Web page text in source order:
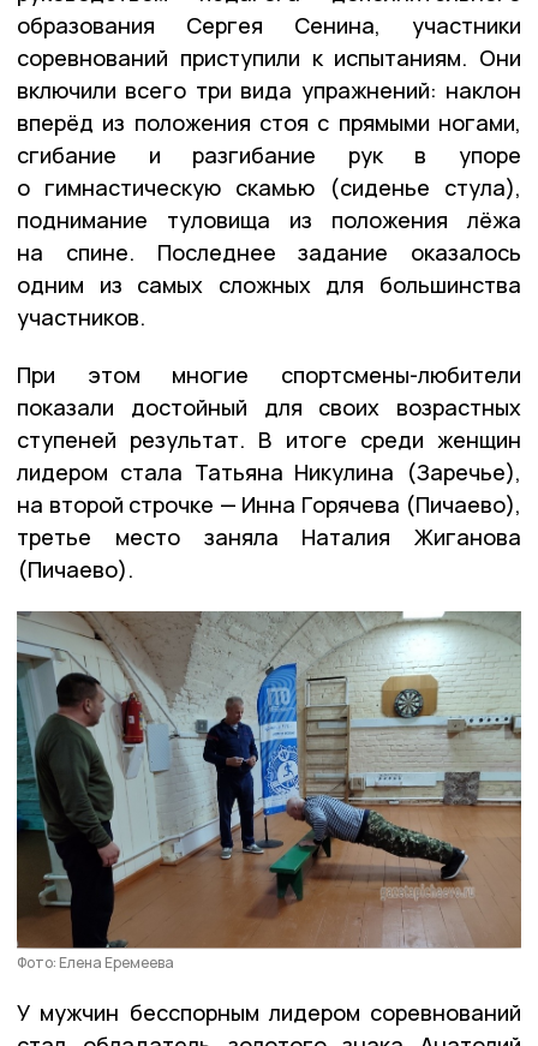
образования Сергея Сенина, участники
соревнований приступили к испытаниям. Они
включили всего три вида упражнений: наклон
вперёд из положения стоя с прямыми ногами,
сгибание и разгибание рук в упоре
о гимнастическую скамью (сиденье стула),
поднимание туловища из положения лёжа
на спине. Последнее задание оказалось
одним из самых сложных для большинства
участников.
При этом многие спортсмены-любители
показали достойный для своих возрастных
ступеней результат. В итоге среди женщин
лидером стала Татьяна Никулина (Заречье),
на второй строчке — Инна Горячева (Пичаево),
третье место заняла Наталия Жиганова
(Пичаево).
Фото: Елена Еремеева
У мужчин бесспорным лидером соревнований